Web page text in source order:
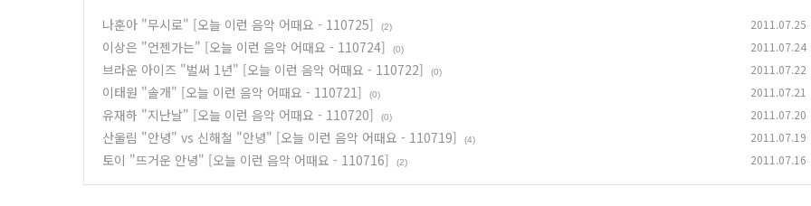
나훈아 "무시로" [오늘 이런 음악 어때요 - 110725]
(2) 2011.07.25
이상은 "언젠가는" [오늘 이런 음악 어때요 - 110724] (0) 2011.07.24
브라운 아이즈 "벌써 1년" [오늘 이런 음악 어때요 - 110722] (0) 2011.07.22
이태원 "솔개" [오늘 이런 음악 어때요 - 110721] (0) 2011.07.21
유재하 "지난날" [오늘 이런 음악 어때요 - 110720] (0) 2011.07.20
산울림 "안녕" vs 신해철 "안녕" [오늘 이런 음악 어때요 - 110719] (4) 2011.07.19
토이 "뜨거운 안녕" [오늘 이런 음악 어때요 - 110716] (2) 2011.07.16